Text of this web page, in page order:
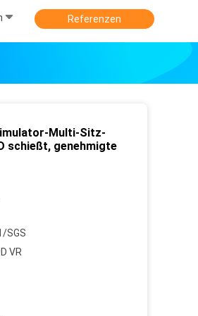
Referenzen
Multi-Sitz-
schießt, genehmigte
SGS
VR